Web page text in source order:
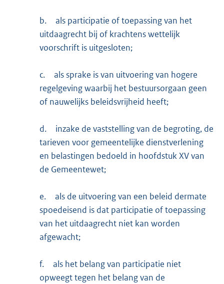
b.
als participatie of toepassing van het
uitdaagrecht bij of krachtens wettelijk
voorschrift is uitgesloten;
c.
als sprake is van uitvoering van hogere
regelgeving waarbij het bestuursorgaan geen
of nauwelijks beleidsvrijheid heeft;
d.
inzake de vaststelling van de begroting, de
tarieven voor gemeentelijke dienstverlening
en belastingen bedoeld in hoofdstuk XV van
de Gemeentewet;
e.
als de uitvoering van een beleid dermate
spoedeisend is dat participatie of toepassing
van het uitdaagrecht niet kan worden
afgewacht;
f.
als het belang van participatie niet
opweegt tegen het belang van de